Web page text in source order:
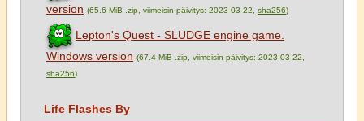
version (65.6 MiB .zip, viimeisin päivitys: 2023-03-22, sha256)
Lepton's Quest - SLUDGE engine game.
Windows version (67.4 MiB .zip, viimeisin päivitys: 2023-03-22,
sha256)
Life Flashes By